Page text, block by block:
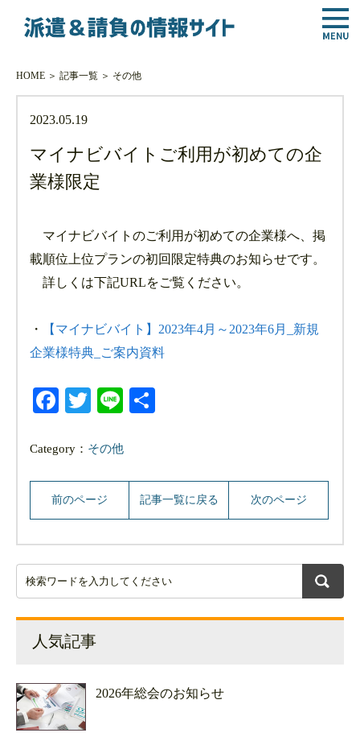
HOME＞ 記事一覧＞ その他
2023.05.19
マイナビバイトご利用が初めての企
業様限定
マイナビバイトのご利用が初めての企業様へ、掲
載順位上位プランの初回限定特典のお知らせです。
詳しくは下記URLをご覧ください。
・
【マイナビバイト】2023年4月～2023年6月_新規
企業様特典_ご案内資料
Facebook
Twitter
Line
Category： その他
前のページ 記事一覧に戻る 次のページ
人気記事
2026年総会のお知らせ